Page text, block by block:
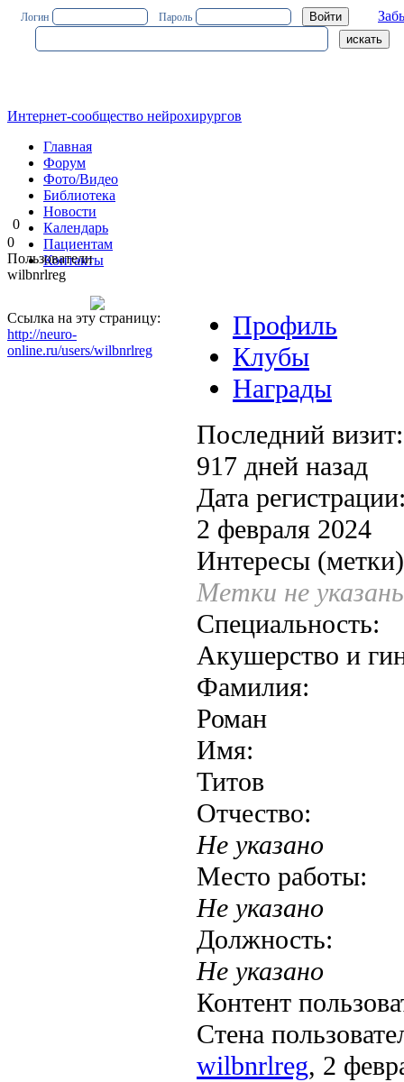
Логин Пароль
Интернет-сообщество нейрохирургов
Главная
Форум
Фото/Видео
Библиотека
Новости
Календарь
Пациентам
Контакты
0
0
Пользователи
wilbnrlreg
Ссылка на эту страницу:
http://neuro-
online.ru/users/wilbnrlreg
Профиль
Клубы
Награды
Последний визит:
917 дней назад
Дата
2 февраля 2024
Интересы
Метки не
Специальность:
Акушерство и
Фамилия:
Роман
Имя:
Титов
Отчество:
Не указано
Место работы:
Не указано
Должность:
Не указано
Контент
Стена
wilbnrlreg, 2